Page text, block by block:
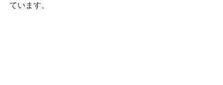
ています。